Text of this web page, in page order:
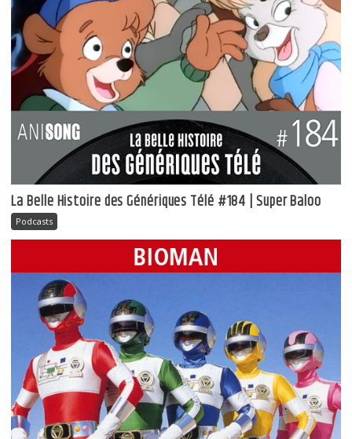
La Belle Histoire des Génériques Télé #184 | Super Baloo
Podcasts